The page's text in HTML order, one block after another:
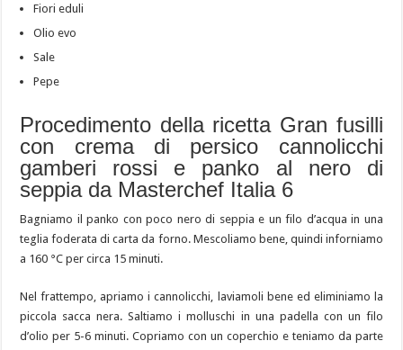
Fiori eduli
Olio evo
Sale
Pepe
Procedimento della ricetta Gran fusilli
con crema di persico cannolicchi
gamberi rossi e panko al nero di
seppia da Masterchef Italia 6
Bagniamo il panko con poco nero di seppia e un filo d’acqua in una
teglia foderata di carta da forno. Mescoliamo bene, quindi inforniamo
a 160 °C per circa 15 minuti.
Nel frattempo, apriamo i cannolicchi, laviamoli bene ed eliminiamo la
piccola sacca nera. Saltiamo i molluschi in una padella con un filo
d’olio per 5-6 minuti. Copriamo con un coperchio e teniamo da parte